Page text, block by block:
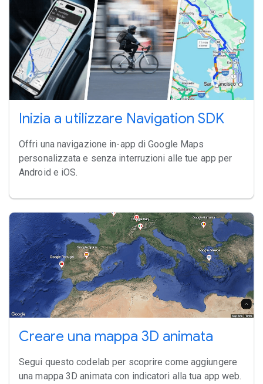
Inizia a utilizzare Navigation SDK
Offri una navigazione in-app di Google Maps
personalizzata e senza interruzioni alle tue app per
Android e iOS.
Creare una mappa 3D animata
Segui questo codelab per scoprire come aggiungere
una mappa 3D animata con indicatori alla tua app web.